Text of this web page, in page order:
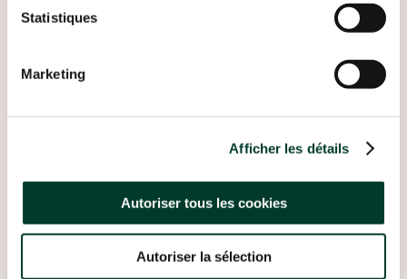
Statistiques
Marketing
Afficher les détails
Autoriser tous les cookies
Autoriser la sélection